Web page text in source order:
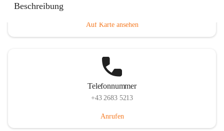
Beschreibung
Auf Karte ansehen
Telefonnummer
+43 2683 5213
Anrufen